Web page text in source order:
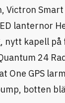
Victron
lanternor
nytt kapell
24
One GPS
botten